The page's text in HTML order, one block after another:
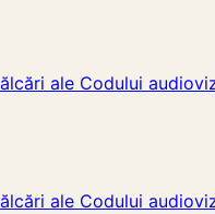
ale Codului
ale Codului